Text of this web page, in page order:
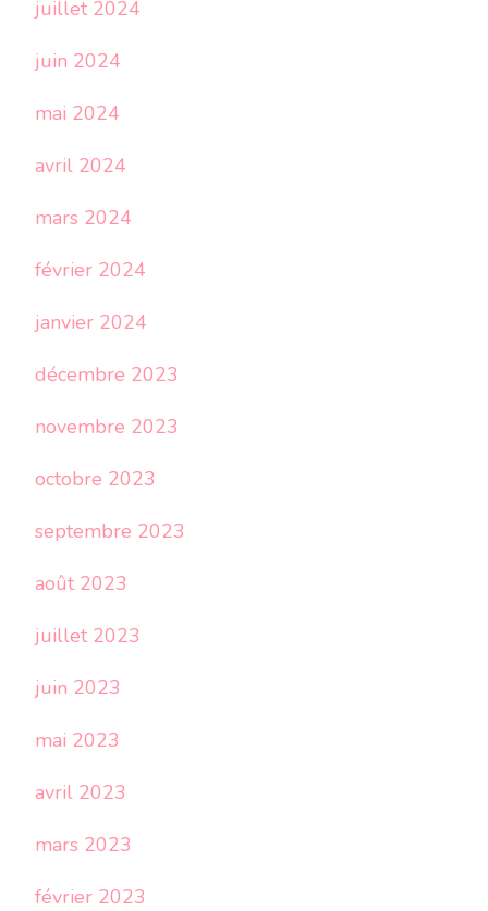
juillet 2024
juin 2024
mai 2024
avril 2024
mars 2024
février 2024
janvier 2024
décembre 2023
novembre 2023
octobre 2023
septembre 2023
août 2023
juillet 2023
juin 2023
mai 2023
avril 2023
mars 2023
février 2023